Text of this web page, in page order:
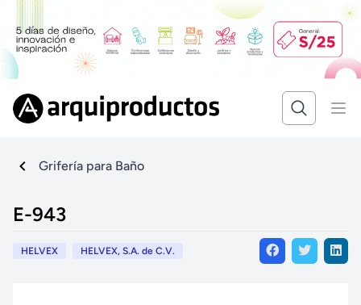
Grifería para Baño
E-943
HELVEX HELVEX, S.A. de C.V.